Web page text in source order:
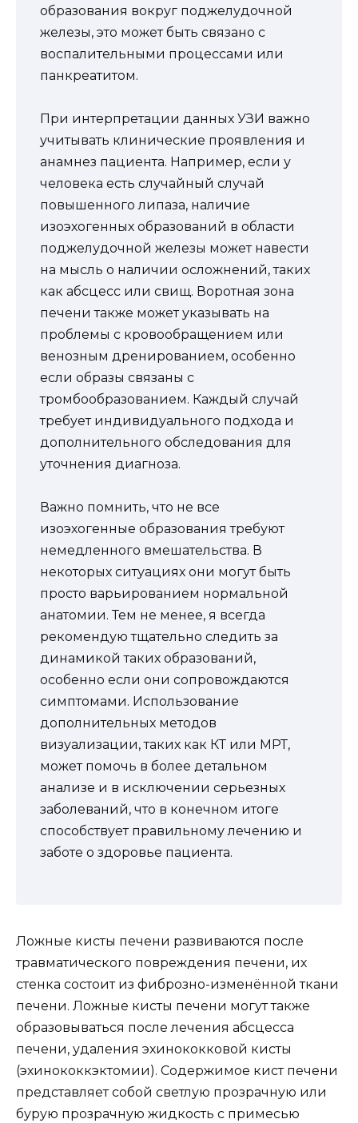
образования вокруг поджелудочной
железы, это может быть связано с
воспалительными процессами или
панкреатитом.
При интерпретации данных УЗИ важно
учитывать клинические проявления и
анамнез пациента. Например, если у
человека есть случайный случай
повышенного липаза, наличие
изоэхогенных образований в области
поджелудочной железы может навести
на мысль о наличии осложнений, таких
как абсцесс или свищ. Воротная зона
печени также может указывать на
проблемы с кровообращением или
венозным дренированием, особенно
если образы связаны с
тромбообразованием. Каждый случай
требует индивидуального подхода и
дополнительного обследования для
уточнения диагноза.
Важно помнить, что не все
изоэхогенные образования требуют
немедленного вмешательства. В
некоторых ситуациях они могут быть
просто варьированием нормальной
анатомии. Тем не менее, я всегда
рекомендую тщательно следить за
динамикой таких образований,
особенно если они сопровождаются
симптомами. Использование
дополнительных методов
визуализации, таких как КТ или МРТ,
может помочь в более детальном
анализе и в исключении серьезных
заболеваний, что в конечном итоге
способствует правильному лечению и
заботе о здоровье пациента.
Ложные кисты печени развиваются после
травматического повреждения печени, их
стенка состоит из фиброзно-изменённой ткани
печени. Ложные кисты печени могут также
образовываться после лечения абсцесса
печени, удаления эхинококковой кисты
(эхинококкэктомии). Содержимое кист печени
представляет собой светлую прозрачную или
бурую прозрачную жидкость с примесью